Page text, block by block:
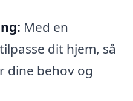
Med en
dit hjem, så
dine behov og